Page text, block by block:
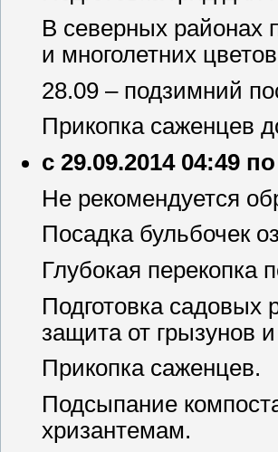
В северных районах
и многолетних
28.09 – подзимний
Прикопка саженцев
с 29.09.2014 04:49
Не рекомендуется
Посадка бульбочек
Глубокая перекопка
Подготовка садовых
защита от грызунов
Прикопка саженцев.
Подсыпание
хризантемам.